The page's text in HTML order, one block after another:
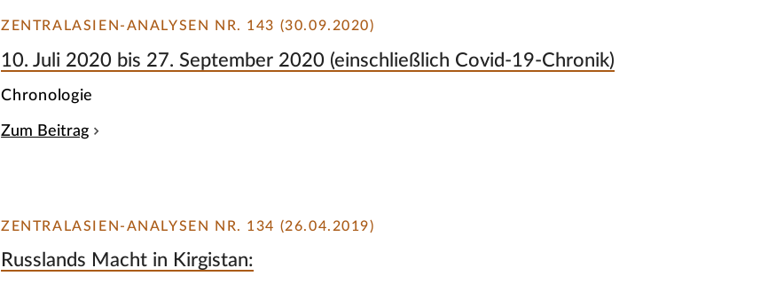
ZENTRALASIEN-ANALYSEN NR. 143 (30.09.2020)
10. Juli 2020 bis 27. September 2020 (einschließlich Covid-19-Chronik)
Chronologie
Zum Beitrag
ZENTRALASIEN-ANALYSEN NR. 134 (26.04.2019)
Russlands Macht in Kirgistan: